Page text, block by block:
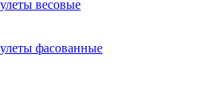
весовые
фасованные